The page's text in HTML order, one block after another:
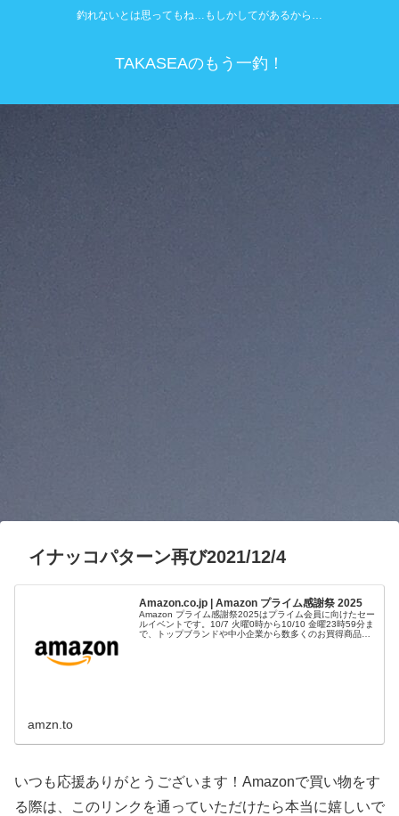
釣れないとは思ってもね…もしかしてがあるから…
TAKASEAのもう一釣！
イナッコパターン再び2021/12/4
Amazon.co.jp | Amazon プライム感謝祭 2025
Amazon プライム感謝祭2025はプライム会員に向けたセー
ルイベントです。10/7 火曜0時から10/10 金曜23時59分ま
で、トップブランドや中小企業から数多くのお買得商品が
amzn.to
いつも応援ありがとうございます！Amazonで買い物をす
る際は、このリンクを通っていただけたら本当に嬉しいで